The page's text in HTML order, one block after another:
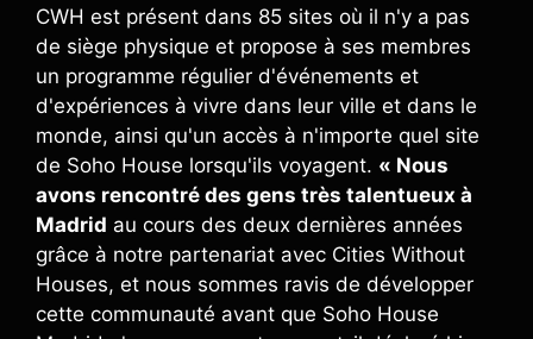
CWH est présent dans 85 sites où il n'y a pas
de siège physique et propose à ses membres
un programme régulier d'événements et
d'expériences à vivre dans leur ville et dans le
monde, ainsi qu'un accès à n'importe quel site
de Soho House lorsqu'ils voyagent. « Nous
avons rencontré des gens très talentueux à
Madrid au cours des deux dernières années
grâce à notre partenariat avec Cities Without
Houses, et nous sommes ravis de développer
cette communauté avant que Soho House